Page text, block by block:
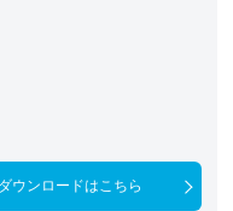
ダウンロードはこちら